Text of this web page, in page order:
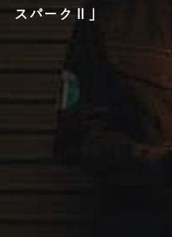
スパークⅡ」